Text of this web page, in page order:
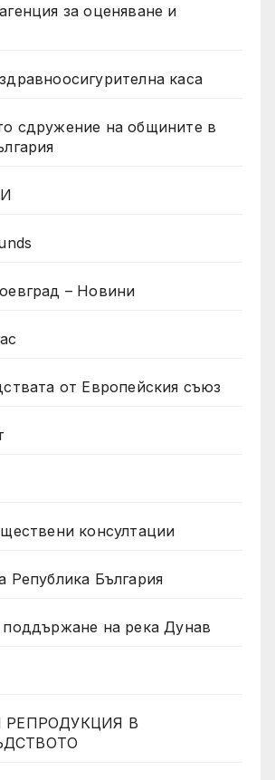
за оценяване и
каса
сдружение на общините в
– Новини
от Европейския съюз
консултации
Република България
на река Дунав
РЕПРОДУКЦИЯ В